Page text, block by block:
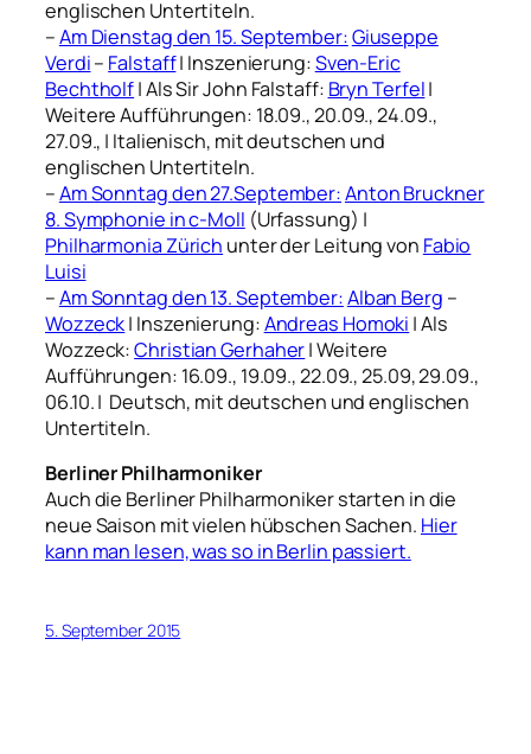
englischen Untertiteln.
–Am Dienstag den 15. September:Giuseppe
Verdi– Falstaff| Inszenierung:Sven-Eric
Bechtholf| Als Sir John Falstaff: Bryn Terfel|
Weitere Aufführungen: 18.09., 20.09., 24.09.,
27.09., | Italienisch, mit deutschen und
englischen Untertiteln.
–Am Sonntag den 27.September:Anton Bruckner
8. Symphonie in c-Moll (Urfassung) |
Philharmonia Zürich unter der Leitung von Fabio
Luisi
–Am Sonntag den 13. September:Alban Berg –
Wozzeck| Inszenierung:Andreas Homoki | Als
Wozzeck:Christian Gerhaher| Weitere
Aufführungen: 16.09., 19.09., 22.09., 25.09, 29.09.,
06.10. | Deutsch, mit deutschen und englischen
Untertiteln.
Berliner Philharmoniker
Auch die Berliner Philharmoniker starten in die
neue Saison mit vielen hübschen Sachen. Hier
kann man lesen, was so in Berlin passiert.
5. September 2015